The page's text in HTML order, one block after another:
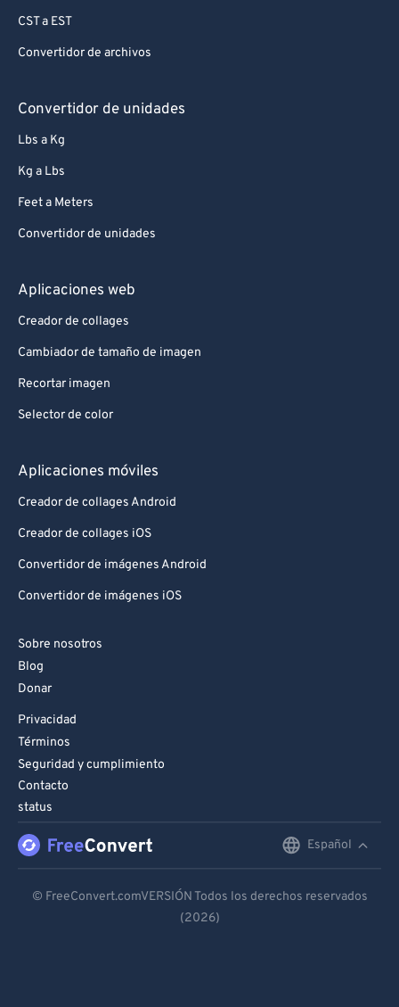
CST a EST
Convertidor de archivos
Convertidor de unidades
Lbs a Kg
Kg a Lbs
Feet a Meters
Convertidor de unidades
Aplicaciones web
Creador de collages
Cambiador de tamaño de imagen
Recortar imagen
Selector de color
Aplicaciones móviles
Creador de collages Android
Creador de collages iOS
Convertidor de imágenes Android
Convertidor de imágenes iOS
Sobre nosotros
Blog
Donar
Privacidad
Términos
Seguridad y cumplimiento
Contacto
status
Español
Español
© FreeConvert.comVERSIÓN Todos los derechos reservados
(2026)